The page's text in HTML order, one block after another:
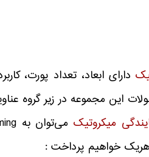
دارای ابعاد، تعداد پورت،
این مجموعه در زیر گروه
میکروتیک